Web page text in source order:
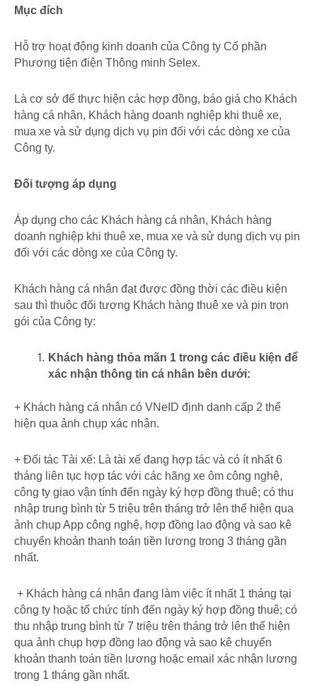
Mục đích
Hỗ trợ hoạt động kinh doanh của Công ty Cổ phần
Phương tiện điện Thông minh Selex.
Là cơ sở để thực hiện các hợp đồng, báo giá cho Khách
hàng cá nhân, Khách hàng doanh nghiệp khi thuê xe,
mua xe và sử dụng dịch vụ pin đối với các dòng xe của
Công ty.
Đối tượng áp dụng
Áp dụng cho các Khách hàng cá nhân, Khách hàng
doanh nghiệp khi thuê xe, mua xe và sử dụng dịch vụ pin
đối với các dòng xe của Công ty.
Khách hàng cá nhân đạt được đồng thời các điều kiện
sau thì thuộc đối tượng Khách hàng thuê xe và pin trọn
gói của Công ty:
Khách hàng thỏa mãn 1 trong các điều kiện để
xác nhận thông tin cá nhân bên dưới:
+ Khách hàng cá nhân có VNeID định danh cấp 2 thể
hiện qua ảnh chụp xác nhận.
+ Đối tác Tài xế: Là tài xế đang hợp tác và có ít nhất 6
tháng liên tục hợp tác với các hãng xe ôm công nghệ,
công ty giao vận tính đến ngày ký hợp đồng thuê; có thu
nhập trung bình từ 5 triệu trên tháng trở lên thể hiện qua
ảnh chụp App công nghệ, hợp đồng lao động và sao kê
chuyển khoản thanh toán tiền lương trong 3 tháng gần
nhất.
+ Khách hàng cá nhân đang làm việc ít nhất 1 tháng tại
công ty hoặc tổ chức tính đến ngày ký hợp đồng thuê; có
thu nhập trung bình từ 7 triệu trên tháng trở lên thể hiện
qua ảnh chụp hợp đồng lao động và sao kê chuyển
khoản thanh toán tiền lương hoặc email xác nhận lương
trong 1 tháng gần nhất.